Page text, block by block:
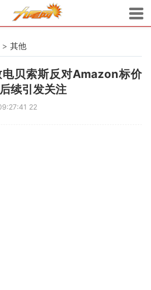
> 其他
贝索斯反对Amazon标价
续引发关注
22